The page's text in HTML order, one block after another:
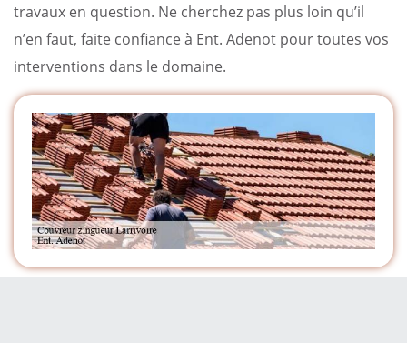
travaux en question. Ne cherchez pas plus loin qu’il
n’en faut, faite confiance à Ent. Adenot pour toutes vos
interventions dans le domaine.